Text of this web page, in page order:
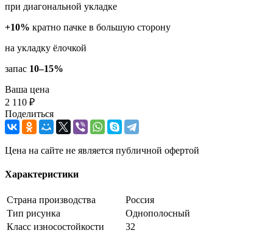
при диагональной укладке
+10% кратно пачке в большую сторону
на укладку ёлочкой
запас 10–15%
Ваша цена
2 110 ₽
Поделиться
Цена на сайте не является публичной офертой
Характеристики
Страна производства
Россия
Тип рисунка
Однополосный
Класс износостойкости
32